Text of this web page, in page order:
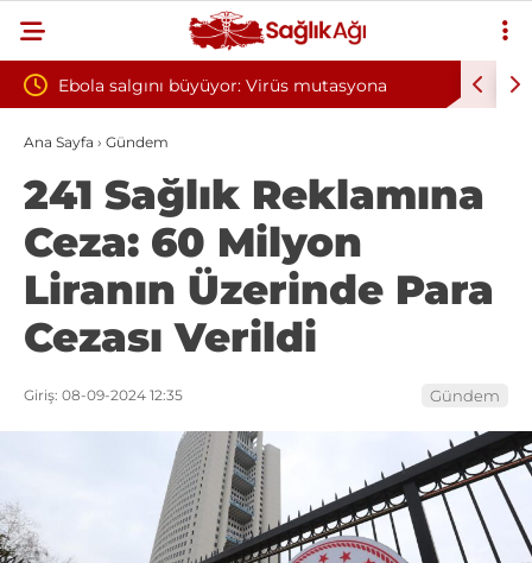
Virüs mutasyona Yılın ilk 6 ayında 10 bini aşkın hasta
Ana Sayfa › Gündem
241 Sağlık Reklamına
Ceza: 60 Milyon
Liranın Üzerinde Para
Cezası Verildi
Giriş: 08-09-2024 12:35 Gündem